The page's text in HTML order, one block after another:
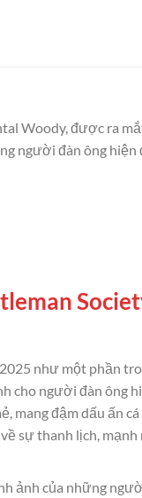
Woody, được ra
người đàn ông hiện
như một phần
cho người đàn ông
mang đậm dấu ấn cá
sự thanh lịch, mạnh
ảnh của những